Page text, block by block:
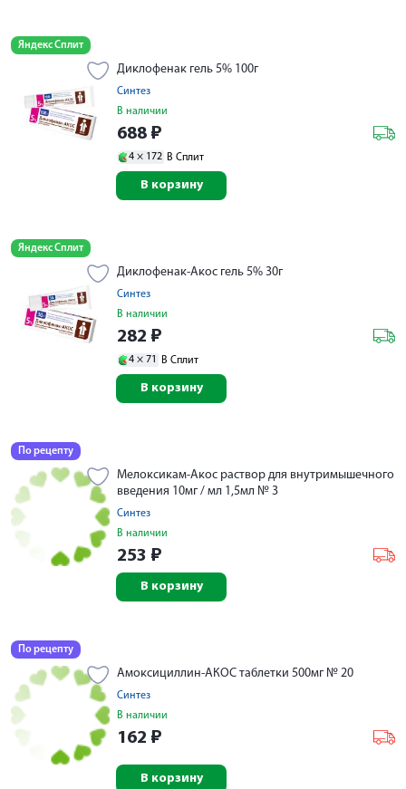
Яндекс Сплит
Диклофенак гель 5% 100г
Синтез
В наличии
688 ₽
4 × 172 В Сплит
В корзину
Яндекс Сплит
Диклофенак-Акос гель 5% 30г
Синтез
В наличии
282 ₽
4 × 71 В Сплит
В корзину
По рецепту
Мелоксикам-Акос раствор для внутримышечного
введения 10мг / мл 1,5мл № 3
Синтез
В наличии
253 ₽
В корзину
По рецепту
Амоксициллин-АКОС таблетки 500мг № 20
Синтез
В наличии
162 ₽
В корзину